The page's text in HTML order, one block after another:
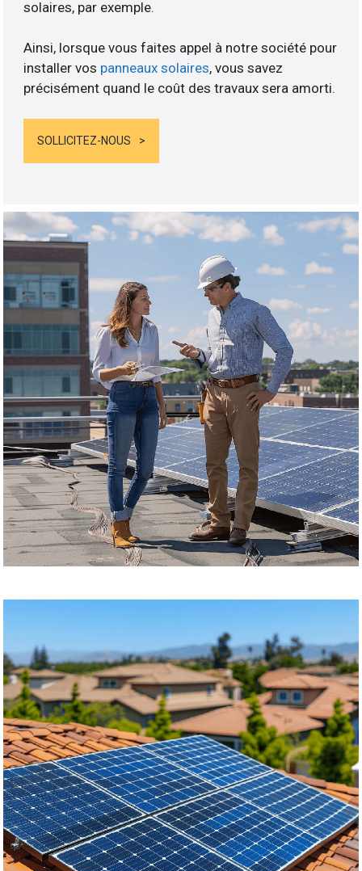
solaires, par exemple.
Ainsi, lorsque vous faites appel à notre société pour
installer vos panneaux solaires, vous savez
précisément quand le coût des travaux sera amorti.
SOLLICITEZ-NOUS